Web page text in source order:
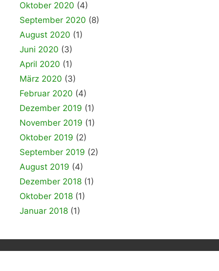
Oktober 2020 (4)
September 2020 (8)
August 2020 (1)
Juni 2020 (3)
April 2020 (1)
März 2020 (3)
Februar 2020 (4)
Dezember 2019 (1)
November 2019 (1)
Oktober 2019 (2)
September 2019 (2)
August 2019 (4)
Dezember 2018 (1)
Oktober 2018 (1)
Januar 2018 (1)